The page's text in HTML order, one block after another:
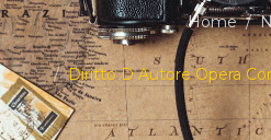
Home
Diritto D Autore Opera